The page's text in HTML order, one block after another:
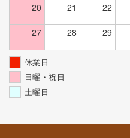
20 21 22
27 28 29
休業日
日曜・祝日
土曜日